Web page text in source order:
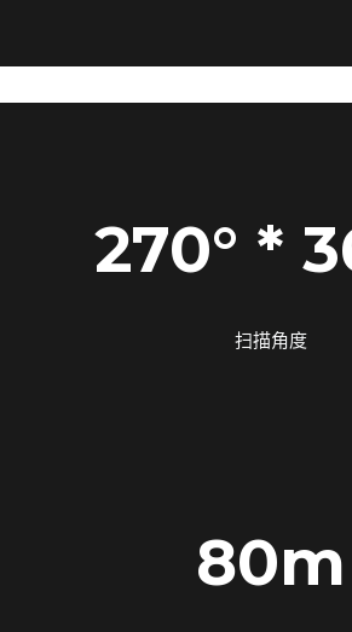
270° *
扫描角度
80m